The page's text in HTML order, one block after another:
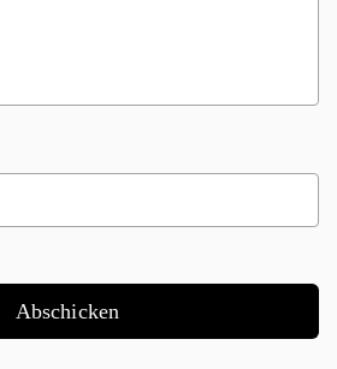
Abschicken